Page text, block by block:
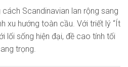
Scandinavian lan rộng sang
xu hướng toàn cầu. Với triết lý “Ít
lối sống hiện đại, đề cao tính tối
trọng.